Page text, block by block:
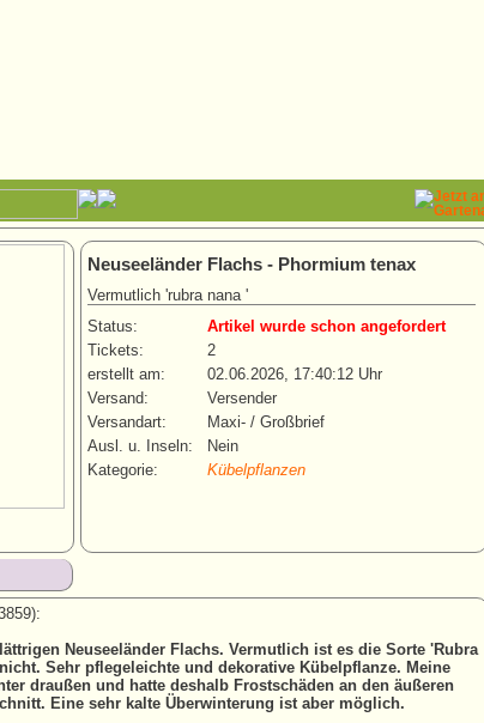
Neuseeländer Flachs - Phormium tenax
Vermutlich 'rubra nana '
Status:
Artikel wurde schon angefordert
Tickets:
2
erstellt am:
02.06.2026, 17:40:12 Uhr
Versand:
Versender
Versandart:
Maxi- / Großbrief
Ausl. u. Inseln:
Nein
Kategorie:
Kübelpflanzen
Neuseeländer Flachs. Vermutlich ist es die Sorte 'Rubra
Sehr pflegeleichte und dekorative Kübelpflanze. Meine
draußen und hatte deshalb Frostschäden an den äußeren
Eine sehr kalte Überwinterung ist aber möglich.